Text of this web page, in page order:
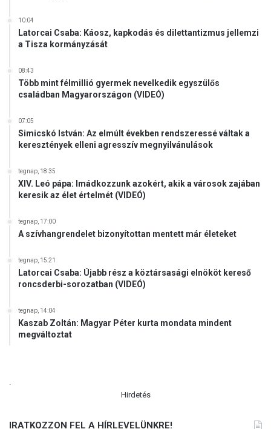
10:04
Latorcai Csaba: Káosz, kapkodás és dilettantizmus jellemzi
a Tisza kormányzását
08:43
Több mint félmillió gyermek nevelkedik egyszülős
családban Magyarországon (VIDEÓ)
07:05
Simicskó István: Az elmúlt években rendszeressé váltak a
keresztények elleni agresszív megnyilvánulások
tegnap, 18:35
XIV. Leó pápa: Imádkozzunk azokért, akik a városok zajában
keresik az élet értelmét (VIDEÓ)
tegnap, 17:00
A szívhangrendelet bizonyítottan mentett már életeket
tegnap, 15:21
Latorcai Csaba: Újabb rész a köztársasági elnököt kereső
roncsderbi-sorozatban (VIDEÓ)
tegnap, 14:04
Kaszab Zoltán: Magyar Péter kurta mondata mindent
megváltoztat
.
Hirdetés
IRATKOZZON FEL A HÍRLEVELÜNKRE!